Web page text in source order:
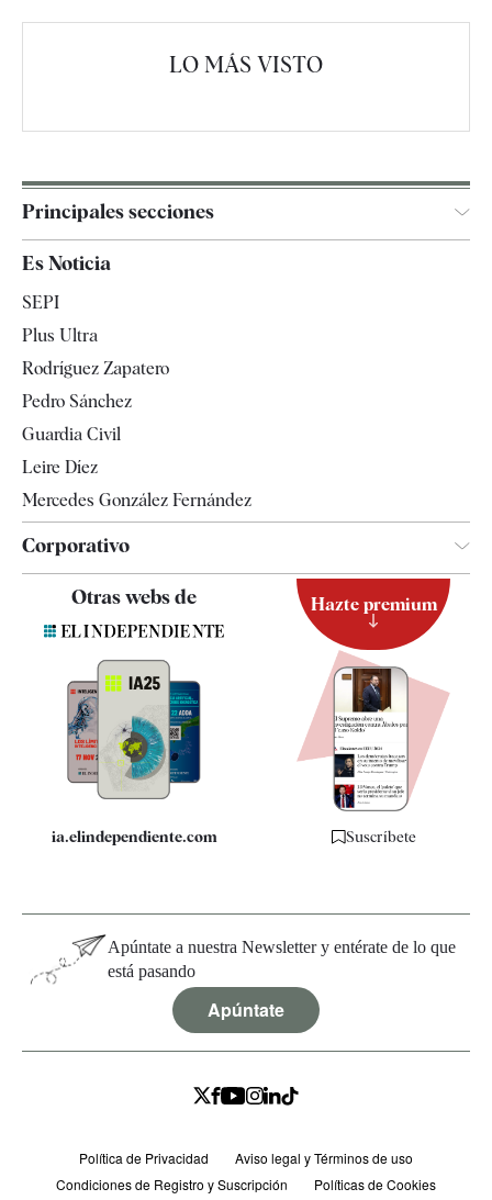
LO MÁS VISTO
Principales secciones
España
Televisión
Es Noticia
SEPI
Plus Ultra
Rodríguez Zapatero
Pedro Sánchez
Guardia Civil
Leire Díez
Mercedes González Fernández
Corporativo
Contacto
Quiénes somos
Especificaciones
Otras webs de
ia.elindependiente.com
Hazte premium
Suscríbete
Apúntate a nuestra Newsletter y entérate de lo que
está pasando
Apúntate
Política de Privacidad
Aviso legal y Términos de uso
Condiciones de Registro y Suscripción
Políticas de Cookies